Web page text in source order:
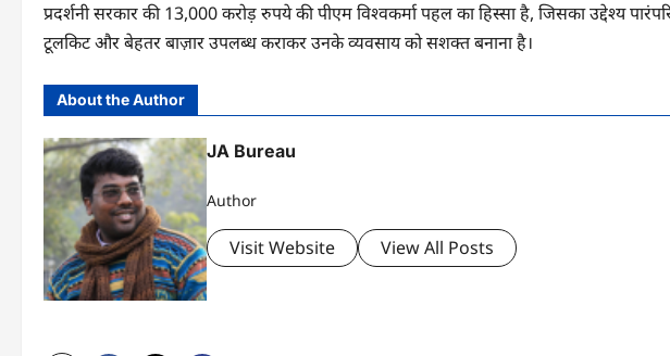
प्रदर्शनी सरकार की 13,000 करोड़ रुपये की पीएम विश्वकर्मा पहल का हिस्सा है, जिसका उद्देश्य
टूलकिट और बेहतर बाज़ार उपलब्ध कराकर उनके व्यवसाय को सशक्त बनाना है।
About the Author
JA Bureau
Author
Visit Website View All Posts